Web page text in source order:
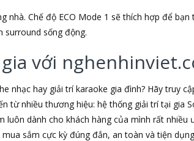
Chế độ ECO Mode 1 sẽ thích hợp để
surround sống động.
với
hay giải trí karaoke gia đình? Hãy truy
từ nhiều thương hiệu: hệ thống giải trí tại gia
dành cho khách hàng của mình rất nhiều
sắm cực kỳ đúng đắn, an toàn và tiện